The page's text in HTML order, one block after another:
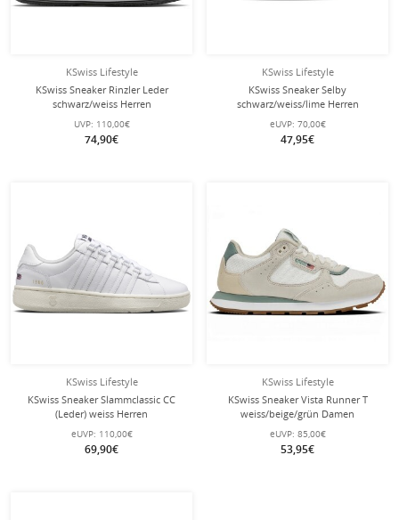
KSwiss Lifestyle
KSwiss Sneaker Rinzler Leder
schwarz/weiss Herren
UVP: 110,00€
74,90€
KSwiss Lifestyle
KSwiss Sneaker Selby
schwarz/weiss/lime Herren
eUVP: 70,00€
47,95€
KSwiss Lifestyle
KSwiss Sneaker Slammclassic CC
(Leder) weiss Herren
eUVP: 110,00€
69,90€
KSwiss Lifestyle
KSwiss Sneaker Vista Runner T
weiss/beige/grün Damen
eUVP: 85,00€
53,95€